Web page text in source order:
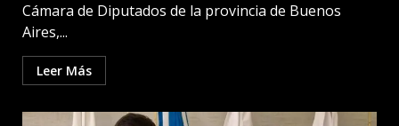
Cámara de Diputados de la provincia de Buenos
Aires,...
Leer Más